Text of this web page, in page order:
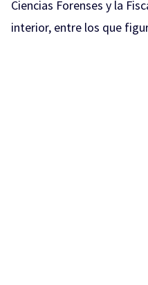
Ciencias Forenses y la
interior, entre los que